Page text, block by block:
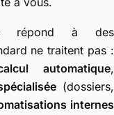
répond à des
ne traitent pas :
automatique,
(dossiers,
internes